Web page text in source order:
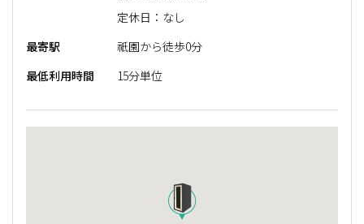
定休日：なし
最寄駅
祇園から徒歩0分
最低利用時間
15分単位